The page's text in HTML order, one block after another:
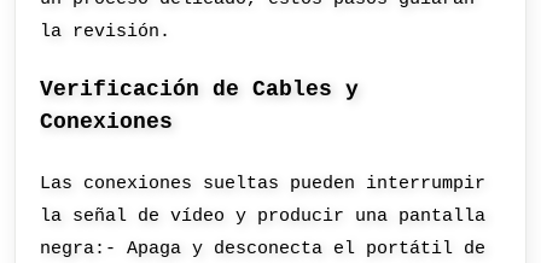
la revisión.
Verificación de Cables y
Conexiones
Las conexiones sueltas pueden interrumpir
la señal de vídeo y producir una pantalla
negra:- Apaga y desconecta el portátil de